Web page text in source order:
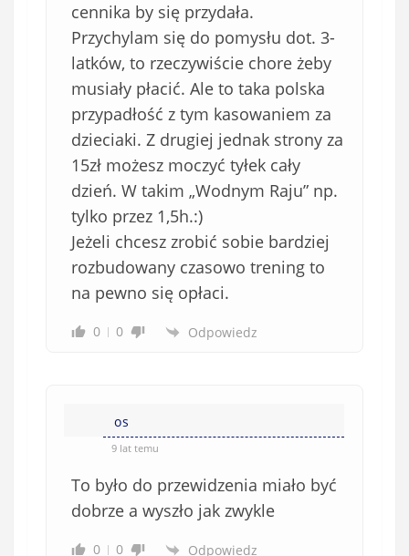
cennika by się przydała.
Przychylam się do pomysłu dot. 3-
latków, to rzeczywiście chore żeby
musiały płacić. Ale to taka polska
przypadłość z tym kasowaniem za
dzieciaki. Z drugiej jednak strony za
15zł możesz moczyć tyłek cały
dzień. W takim „Wodnym Raju” np.
tylko przez 1,5h.:)
Jeżeli chcesz zrobić sobie bardziej
rozbudowany czasowo trening to
na pewno się opłaci.
0 0 Odpowiedz
os
9 lat temu
To było do przewidzenia miało być
dobrze a wyszło jak zwykle
0 0 Odpowiedz